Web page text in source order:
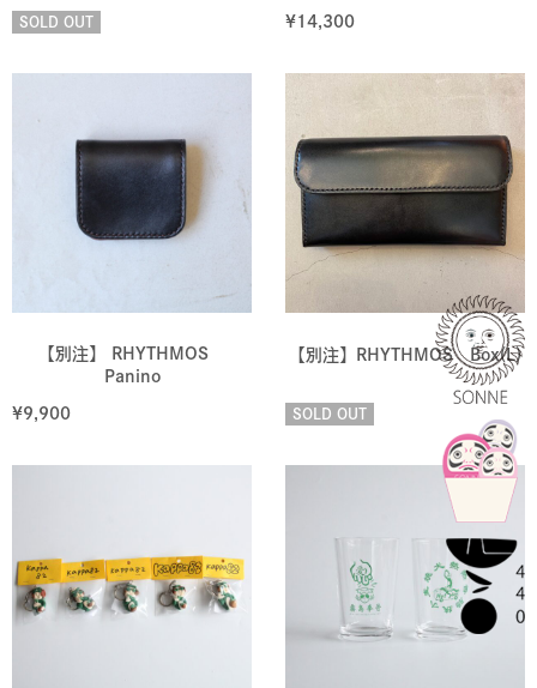
SOLD OUT ¥14,300
【別注】 RHYTHMOS
Panino
¥9,900
【別注】RHYTHMOS Box(L)
SOLD OUT